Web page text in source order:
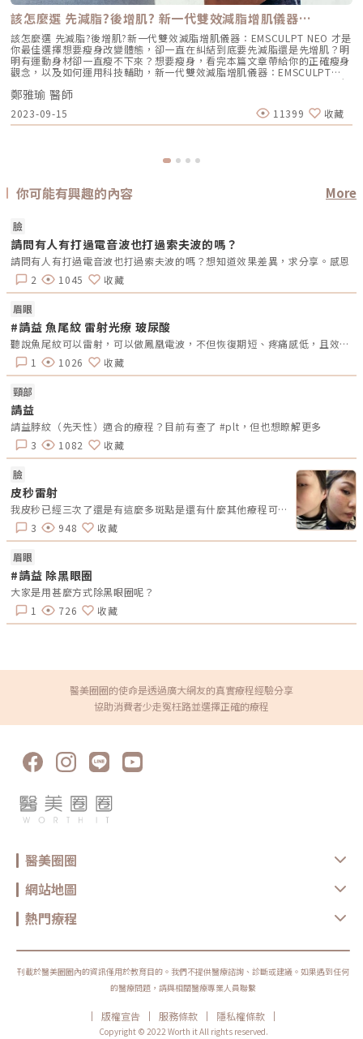
該怎麼選 先減脂?後增肌? 新一代雙效減脂增肌儀器…
該怎麼選 先減脂?後增肌?新一代雙效減脂增肌儀器：EMSCULPT NEO 才是
你最佳選擇想要瘦身改變體態，卻一直在糾結到底要先減脂還是先增肌？明
明有運動身材卻一直瘦不下來？想要瘦身，看完本篇文章帶給你的正確瘦身
觀念，以及如何運用科技輔助，新一代雙效減脂增肌儀器：EMSCULPT
NEO來輔助雕塑體態。瘦身都只做半套，減脂增肌不是誰先誰後，同時進行
才有效！三十歲後不只膠原蛋白開始流失，基礎代謝率也會下降，肌肉也會
以每年1%的速度流失，造成脂肪囤積的問題，男生脂肪容易囤積在上半身
（腹部、胸部等部位），而女性則是容易囤積在下半身（腰、臀等部位），
加上缺乏運動使肌肉量減少，基礎代謝率下降的更快，脂肪囤積的速度就會
肌肉生長及修復，像是：雞胸肉、魚肉、雞蛋、豆腐、豆漿，或是透過保健
運動包括：跑步、游泳、有氧舞蹈、拳擊等，除了能消耗熱量達到減脂效
果，也能提升心肺功能及刺激大腦分泌腦內啡來放鬆心情。重訓肌力訓練重
有氧運動能消耗更多的熱量，有助於減脂。自我運動需要長時間的維持，且
重訓過量會消耗到肌肉，搭配有氧運動可以維持心肺效率，與重訓相輔相
成。EMSCULPT NEO 減脂增肌高效率鍛鍊體態來自英國大廠BTL的
Emsculpt Neo，是非侵入式的減脂增肌體雕儀器，同步Synchronized
RF減脂電波，運用45度的舒適熱能，不僅可讓肌肉暖身，同時使脂肪細胞
凋亡，減去厚重的脂肪，讓增肌效果更好。透過HIFEM+高強度聚焦磁能技
術，精準誘發目標運動神經，使目標肌群在30分鐘療程內超極限收縮，模擬
自主運動無法達成的高效率鍛鍊肌肉效果。比起其他體雕儀器減脂、增肌要
進行不同療程，EMSCULPT NEO雙科技HIFEM+以及Synchronized RF減脂
電波，減脂、增肌、緊塑多效合一，一機即可達到多種體雕儀器的效果，
CP值相當高，此外EMSCULPT NEO擁有美國FDA、歐盟CE及台灣TFDA多
重認證，無侵入性、無恢復期，安全性以及效果受到認可︒初樂極致美學診
所鄭雅瑜醫師進一步說明EMSCULPT NEO與冷凍減脂及鳳凰電波的差異。
與冷凍減脂的差異市面上的冷凍減脂原理是運用真空壓力及低溫，使脂肪細
胞凋亡後自然代謝，需另外配合增肌減緊實的體雕儀器，療程中會有強烈的
麻痺痛感，且術後容易出現瘀傷及硬塊，相比之下EMSCULPT NEO有療程
舒適度較高、術後幾乎沒有恢復期、一機就能達到減脂增肌等優勢。與鳳凰
電波的差異鳳凰電波是運用單極電波傳遞熱能來達到肌膚緊實的效果，而
EMSCULPT NEO不僅能改善鬆弛的肌膚，同時擁有減脂功效，更比電波及
冷凍減脂多了肌肉雕塑效果。EMSCULPT NEO適用於產後有腹直肌分離或
是輕微皮膚鬆弛的媽媽，可以改善產後腹直肌分離以及肚皮鬆弛；辦公室長
期久坐、肌少型肥胖、運動加節食還是無法消除局部肥胖等泡芙人以及有掰
掰袖或是BMI介於24-35的族群，都可藉由黑科技EMSCULPT NEO的輔助來
雕塑體態。各年齡層的體雕規劃初樂極致美學診所鄭雅瑜醫師表示，年輕族
群較不容易出現肌膚鬆弛的情況（視體質或生活習慣會有影響），如果是有
脂肪堆積，有減脂可以使用冷凍減脂或是超音波溶脂，肌膚沒有鬆弛情況則
不用搭配電波療程。40或是50歲後的中壯年族群，除了脂肪堆積問題，肌
力流失情況也比年輕族群嚴重，當肌肉流失，表皮失去支撐力，肌膚鬆弛問
各年齡層的身體需求問題都不同，但絕大多數都還是在意脂肪過多，再者是
肌肉量不足及肌膚鬆弛，以往都是不同機器來搭配使用，現在有EMSCULPT
NEO能符合需求同時達到這三項效果，讓各年齡層在意的問題都可涵蓋到︒
此外如果屬於脂肪堆積情況較嚴重，鄭雅瑜醫師也建議可以搭配瘦瘦針抑制
食慾，達到更好的減脂效果。每個人體質以及身體狀況不同，每台體雕儀器
也有各自擅長的項目，在體雕療程選擇上建議先與專業醫師溝通想達到的效
果及預算，由醫師針對情況客製化體雕療程，找出最適合你的方式，雕塑出
https://cjtrueloveblog.com❤️看更多鄭雅瑜醫師精彩案例
https://worthit.com.tw/content/doctor/142/case
鄭雅瑜 醫師
2023-09-15 11399 收藏
你可能有興趣的內容 More
臉
請問有人有打過電音波也打過索夫波的嗎？
請問有人有打過電音波也打過索夫波的嗎？想知道效果差異，求分享。感恩
2
1045 收藏
眉眼
#請益 魚尾紋 雷射光療 玻尿酸
聽說魚尾紋可以雷射，可以做鳳凰電波，不但恢復期短、疼痛感低，且效果顯著，還可維持約 2 年的時間，不知道有沒有人可以撐到2年或是更久呢?
1
1026 收藏
頸部
請益
請益脖紋（先天性）適合的療程？目前有查了 #plt，但也想瞭解更多
3
1082 收藏
臉
皮秒雷射
我皮秒已經三次了還是有這麼多斑點是還有什麼其他療程可以改善嗎？
3
948 收藏
眉眼
#請益 除黑眼圈
大家是用甚麼方式除黑眼圈呢？
1
726 收藏
醫美圈圈的使命是透過廣大網友的真實療程經驗分享
協助消費者少走冤枉路並選擇正確的療程
醫美圈圈
網站地圖
熱門療程
刊載於醫美圈圈內的資訊僅用於教育目的。我們不提供醫療諮詢、診斷或建議。如果遇到任何
的醫療問題，請與相關醫療專業人員聯繫
| 版權宣告 | 服務條款 | 隱私權條款
|
Copyright © 2022 Worth it All rights reserved.